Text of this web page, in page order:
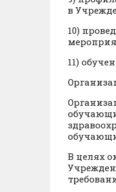
в
10)
11)
В целях